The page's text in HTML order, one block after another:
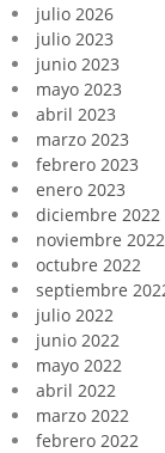
julio 2026
julio 2023
junio 2023
mayo 2023
abril 2023
marzo 2023
febrero 2023
enero 2023
diciembre 2022
noviembre 2022
octubre 2022
septiembre
julio 2022
junio 2022
mayo 2022
abril 2022
marzo 2022
febrero 2022